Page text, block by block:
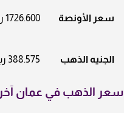
سعر الأونصة 1726.600 ريال
الجنيه الذهب 388.575 ريال
سعر الذهب في عمان آخر 10 أيام